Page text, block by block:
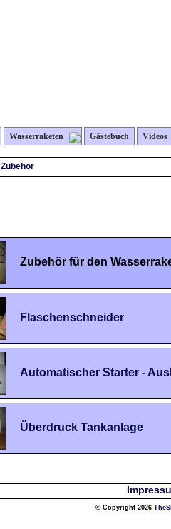
Wasserraketen Gästebuch Videos
Zubehör
Zubehör für den
Flaschenschneider
Automatischer Starter -
Überdruck Tankanlage
© Copyright 2026